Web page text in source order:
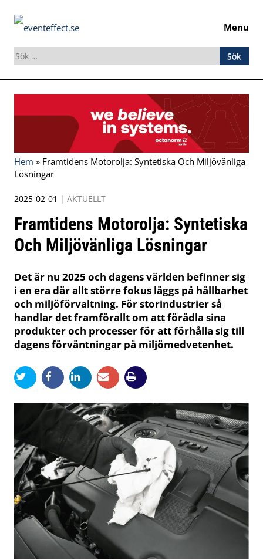
Menu
Sök
efter:
Hem » Framtidens Motorolja: Syntetiska Och Miljövänliga
Lösningar
2025-02-01 | AKTUELLT
Framtidens Motorolja: Syntetiska
Och Miljövänliga Lösningar
Det är nu 2025 och dagens världen befinner sig
i en era där allt större fokus läggs på hållbarhet
och miljöförvaltning. För storindustrier så
handlar det framförallt om att förädla sina
produkter och processer för att förhålla sig till
dagens förväntningar på miljömedvetenhet.